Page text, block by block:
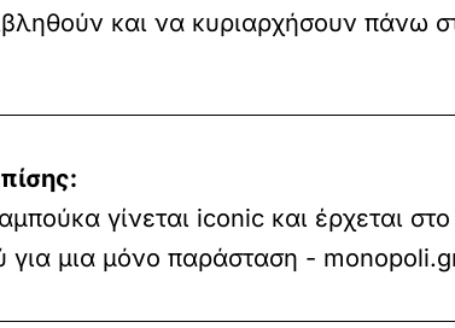
και να κυριαρχήσουν πάνω
γίνεται iconic και έρχεται
για μια μόνο παράσταση -